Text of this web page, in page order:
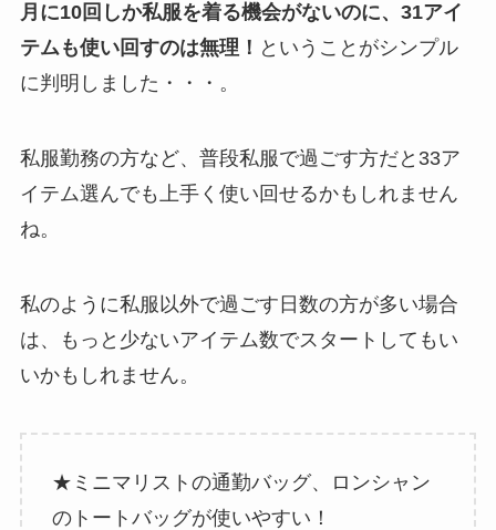
月に10回しか私服を着る機会がないのに、31アイ
テムも使い回すのは無理！ ということがシンプル
に判明しました・・・。
私服勤務の方など、普段私服で過ごす方だと33ア
イテム選んでも上手く使い回せるかもしれません
ね。
私のように私服以外で過ごす日数の方が多い場合
は、もっと少ないアイテム数でスタートしてもい
いかもしれません。
★ミニマリストの通勤バッグ、ロンシャン
のトートバッグが使いやすい！